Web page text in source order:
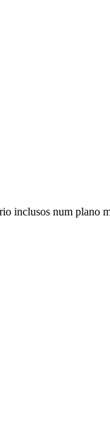
inclusos num plano